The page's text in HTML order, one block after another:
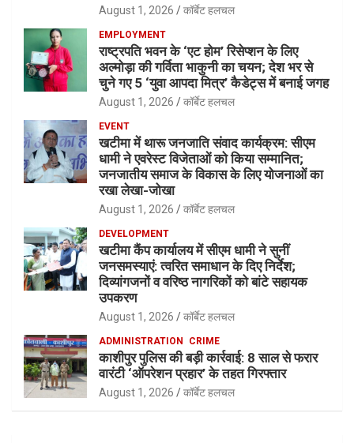
August 1, 2026 कॉर्बेट हलचल
EMPLOYMENT
राष्ट्रपति भवन के ‘एट होम’ रिसेप्शन के लिए
अल्मोड़ा की गर्विता भाकुनी का चयन; देश भर से
चुने गए 5 ‘युवा आपदा मित्र’ कैडेट्स में बनाई जगह
August 1, 2026 कॉर्बेट हलचल
EVENT
खटीमा में थारू जनजाति संवाद कार्यक्रम: सीएम
धामी ने एवरेस्ट विजेताओं को किया सम्मानित;
जनजातीय समाज के विकास के लिए योजनाओं का
रखा लेखा-जोखा
August 1, 2026 कॉर्बेट हलचल
DEVELOPMENT
खटीमा कैंप कार्यालय में सीएम धामी ने सुनीं
जनसमस्याएं: त्वरित समाधान के दिए निर्देश;
दिव्यांगजनों व वरिष्ठ नागरिकों को बांटे सहायक
उपकरण
August 1, 2026 कॉर्बेट हलचल
ADMINISTRATION CRIME
काशीपुर पुलिस की बड़ी कार्रवाई: 8 साल से फरार
वारंटी ‘ऑपरेशन प्रहार’ के तहत गिरफ्तार
August 1, 2026 कॉर्बेट हलचल